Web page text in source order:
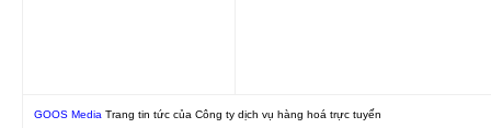
GOOS Media Trang tin tức của Công ty dịch vụ hàng hoá trực tuyến